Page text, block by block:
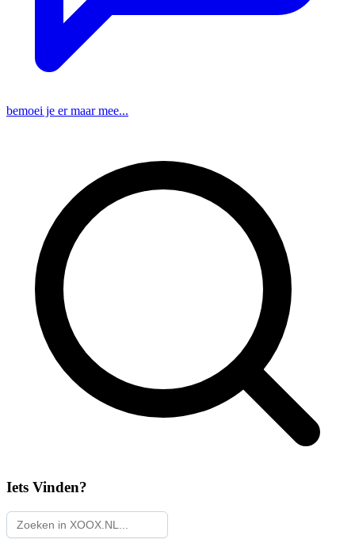
bemoei je er maar mee...
Iets Vinden?